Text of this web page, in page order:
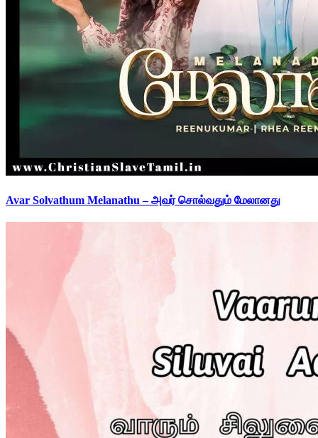
Avar Solvathum Melanathu – அவர் சொல்வதும் மேலானது